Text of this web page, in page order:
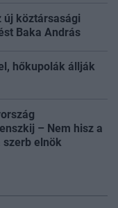
új köztársasági
Baka András
hőkupolák állják
– Nem hisz a
szerb elnök